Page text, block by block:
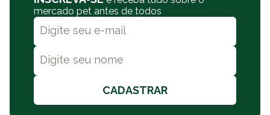
mercado pet antes de todos
CADASTRAR